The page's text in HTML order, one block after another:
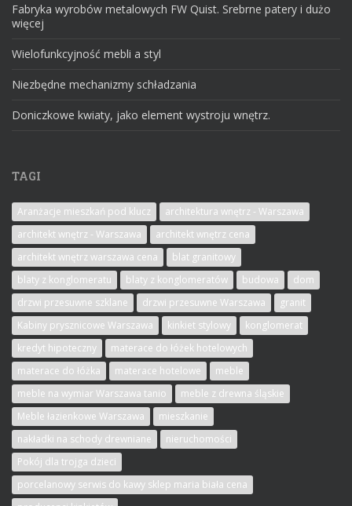
Fabryka wyrobów metalowych FW Quist. Srebrne patery i dużo
więcej
Wielofunkcyjność mebli a styl
Niezbędne mechanizmy schładzania
Doniczkowe kwiaty, jako element wystroju wnętrz.
TAGI
Aranżacje mieszkań pod klucz
architektura wnętrz - Warszawa
architekt wnętrz - Warszawa
architekt wnętrz cena
architekt wnętrz warszawa cena
blat granitowy
blaty z konglomeratu
blaty z konglomeratów budowa
dom
drzwi przesuwne szklane
drzwi przesuwne Warszawa
granit
Kabiny prysznicowe Warszawa
kinkiet stylowy
konglomerat
kredyt hipoteczny
materace do łóżek hotelowych
materace do łóżka
materace hotelowe
meble
meble na wymiar Warszawa tanio
meble z drewna śląskie
Meble łazienkowe Warszawa
mieszkanie
nakładki na schody drewniane
nieruchomości
Pokój dla trojga dzieci
porcelanowy serwis do kawy sklep maria biała cena